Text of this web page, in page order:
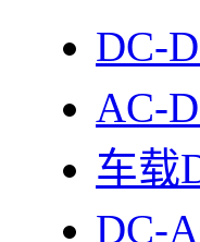
DC-
AC-
车载
DC-